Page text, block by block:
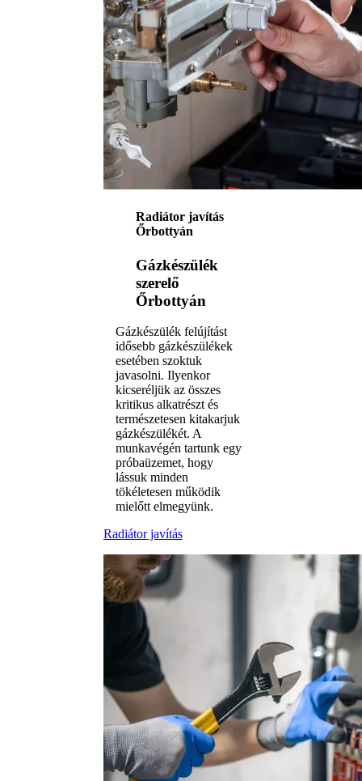
Radiátor javítás
Őrbottyán
Gázkészülék
szerelő
Őrbottyán
Gázkészülék felújítást
idősebb gázkészülékek
esetében szoktuk
javasolni. Ilyenkor
kicseréljük az összes
kritikus alkatrészt és
természetesen kitakarjuk
gázkészülékét. A
munkavégén tartunk egy
próbaüzemet, hogy
lássuk minden
tökéletesen működik
mielőtt elmegyünk.
Radiátor javítás